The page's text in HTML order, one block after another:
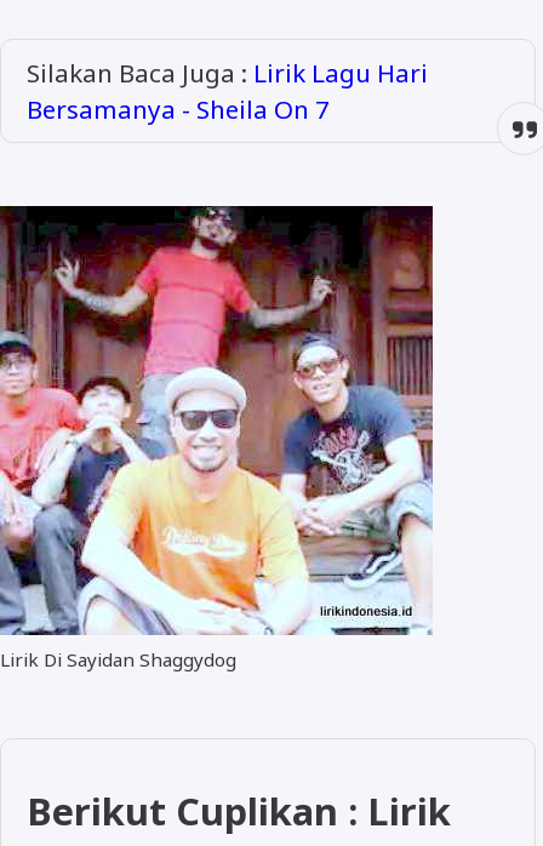
Silakan Baca Juga : Lirik Lagu Hari
Bersamanya - Sheila On 7
Lirik Di Sayidan Shaggydog
Berikut Cuplikan : Lirik